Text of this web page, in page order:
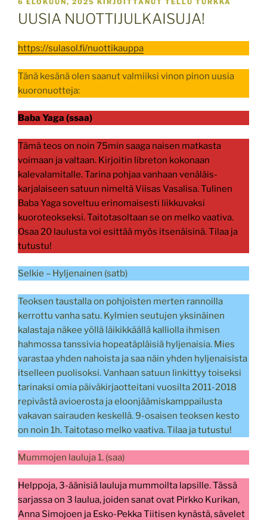
6 ELOKUUN, 2025 KIRJOITTANUT TELLU TURKKA
UUSIA NUOTTIJULKAISUJA!
https://sulasol.fi/nuottikauppa
Tänä kesänä olen saanut valmiiksi vinon pinon uusia
kuoronuotteja:
Baba Yaga (ssaa)
Tämä teos on noin 75min saaga naisen matkasta
voimaan ja valtaan. Kirjoitin libreton kokonaan
kalevalamitalle. Tarina pohjaa vanhaan venäläis-
karjalaiseen satuun nimeltä Viisas Vasalisa. Tulinen
Baba Yaga soveltuu erinomaisesti liikkuvaksi
kuoroteokseksi. Taitotasoltaan se on melko vaativa.
Osaa 20 laulusta voi esittää myös itsenäisinä. Tilaa ja
tutustu!
Selkie – Hyljenainen (satb)
Teoksen taustalla on pohjoisten merten rannoilla
kerrottu vanha satu. Kylmien seutujen yksinäinen
kalastaja näkee yöllä läikikkäällä kalliolla ihmisen
hahmossa tanssivia hopeatäpläisiä hyljenaisia. Mies
varastaa yhden nahoista ja saa näin yhden hyljenaisista
itselleen puolisoksi. Vanhaan satuun linkittyy toiseksi
tarinaksi omia päiväkirjaotteitani vuosilta 2011-2018
repivästä avioerosta ja eloonjäämiskamppailusta
vakavan sairauden keskellä. 9-osaisen teoksen kesto
on noin 1h. Taitotaso melko vaativa. Tilaa ja tutustu!
Mummojen lauluja 1. (saa)
Helppoja, 3-äänisiä lauluja mummoilta lapsille. Tässä
sarjassa on 3 laulua, joiden sanat ovat Pirkko Kurikan,
Anna Simojoen ja Esko-Pekka Tiitisen kynästä, sävelet